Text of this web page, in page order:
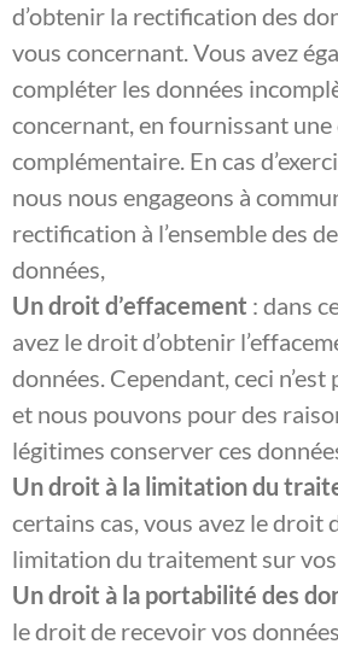
d’obtenir la rectification des
vous concernant. Vous avez
compléter les données
concernant, en fournissant
complémentaire. En cas
nous nous engageons à
rectification à l’ensemble des
données,
Un droit d’effacement : dans
avez le droit d’obtenir
données. Cependant, ceci
et nous pouvons pour des
légitimes conserver ces
Un droit à la limitation du
certains cas, vous avez le droit
limitation du traitement sur
Un droit à la portabilité des
le droit de recevoir vos